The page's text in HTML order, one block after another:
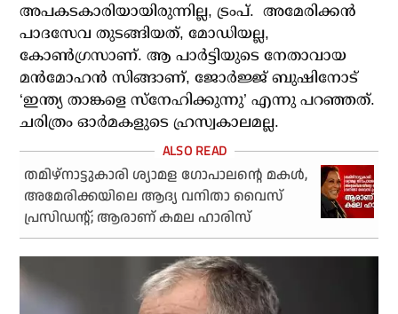
അപകടകാരിയായിരുന്നില്ല, ട്രംപ്.
അമേരിക്കന്‍
പാദസേവ തുടങ്ങിയത്, മോഡിയല്ല,
കോണ്‍ഗ്രസാണ്. ആ പാര്‍ട്ടിയുടെ നേതാവായ
മന്‍മോഹന്‍ സിങ്ങാണ്, ജോര്‍ജ്ജ് ബുഷിനോട്
‘ഇന്ത്യ താങ്കളെ സ്‌നേഹിക്കുന്നു’ എന്നു പറഞ്ഞത്.
ചരിത്രം ഓര്‍മകളുടെ ഹ്രസ്വകാലമല്ല.
തമിഴ്നാട്ടുകാരി ശ്യാമള ഗോപാലന്റെ മകള്‍,
അമേരിക്കയിലെ ആദ്യ വനിതാ വൈസ്
പ്രസിഡന്റ്; ആരാണ് കമല ഹാരിസ്